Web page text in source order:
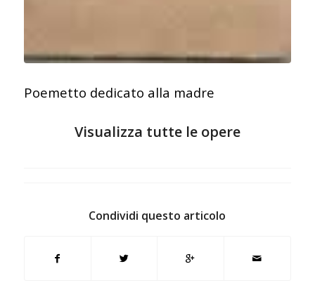
Poemetto dedicato alla madre
Visualizza tutte le opere
Condividi questo articolo